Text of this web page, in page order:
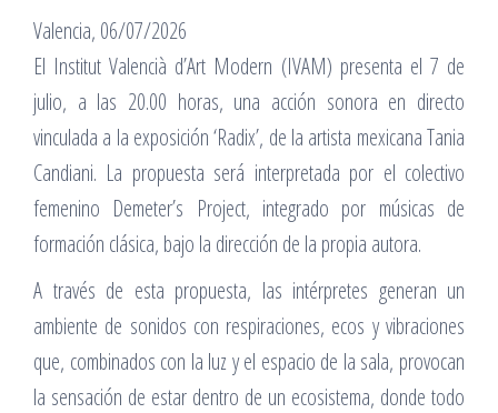
Valencia, 06/07/2026
El Institut Valencià d’Art Modern (IVAM) presenta el 7 de
julio, a las 20.00 horas, una acción sonora en directo
vinculada a la exposición ‘Radix’, de la artista mexicana Tania
Candiani. La propuesta será interpretada por el colectivo
femenino Demeter’s Project, integrado por músicas de
formación clásica, bajo la dirección de la propia autora.
A través de esta propuesta, las intérpretes generan un
ambiente de sonidos con respiraciones, ecos y vibraciones
que, combinados con la luz y el espacio de la sala, provocan
la sensación de estar dentro de un ecosistema, donde todo